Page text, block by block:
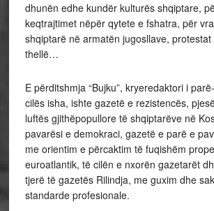
dhunën edhe kundër kulturës shqiptare,
keqtrajtimet nëpër qytete e fshatra, për
shqiptarë në armatën jugosllave,
thellë…
E përditshmja “Bujku”, kryeredaktori i
cilës isha, ishte gazetë e rezistencës,
luftës gjithëpopullore të shqiptarëve në
pavarësi e demokraci, gazetë e parë e
me orientim e përcaktim të fuqishëm
euroatlantik, të cilën e nxorën gazetarët
tjerë të gazetës Rilindja, me guxim dhe
standarde profesionale.